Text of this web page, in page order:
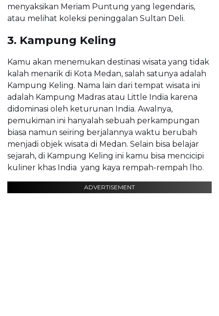
menyaksikan Meriam Puntung yang legendaris,
atau melihat koleksi peninggalan Sultan Deli.
3. Kampung Keling
Kamu akan menemukan destinasi wisata yang tidak
kalah menarik di Kota Medan, salah satunya adalah
Kampung Keling. Nama lain dari tempat wisata ini
adalah Kampung Madras atau Little India karena
didominasi oleh keturunan India. Awalnya,
pemukiman ini hanyalah sebuah perkampungan
biasa namun seiring berjalannya waktu berubah
menjadi objek wisata di Medan. Selain bisa belajar
sejarah, di Kampung Keling ini kamu bisa mencicipi
kuliner khas India yang kaya rempah-rempah lho.
ADVERTISEMENT